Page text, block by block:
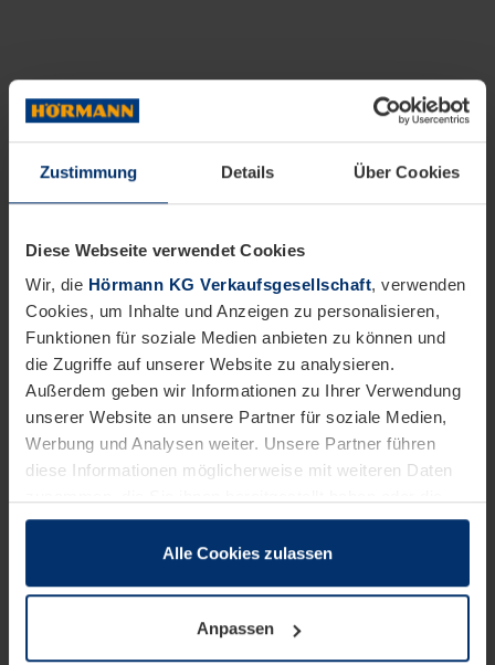
Zustimmung Details Über Cookies
Diese Webseite verwendet Cookies
Wir, die Hörmann KG Verkaufsgesellschaft, verwenden
Cookies, um Inhalte und Anzeigen zu personalisieren,
Funktionen für soziale Medien anbieten zu können und
die Zugriffe auf unserer Website zu analysieren.
Außerdem geben wir Informationen zu Ihrer Verwendung
unserer Website an unsere Partner für soziale Medien,
Werbung und Analysen weiter. Unsere Partner führen
diese Informationen möglicherweise mit weiteren Daten
sie im Rahmen Ihrer Nutzung der Dienste gesammelt
wenn diese für den Betrieb dieser Seite unbedingt
notwendig sind. Für alle anderen Cookie-Typen benötigen
wir Ihre Erlaubnis. Ihre Einwilligung können Sie jederzeit
Alle Cookies zulassen
Anpassen